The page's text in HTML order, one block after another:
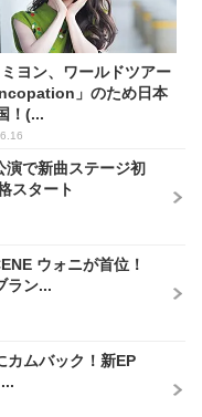
ヨン、ワールドツアー
」のため日本
！(...
演で新曲ステージ初
スタート
ウォニが首位！
ラン...
カムバック！新EP